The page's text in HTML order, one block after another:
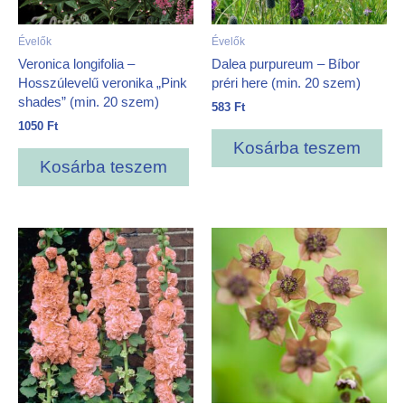
Évelők
Veronica longifolia –
Hosszúlevelű veronika „Pink
shades” (min. 20 szem)
1050 Ft
Kosárba teszem
Évelők
Dalea purpureum – Bíbor
préri here (min. 20 szem)
583 Ft
Kosárba teszem